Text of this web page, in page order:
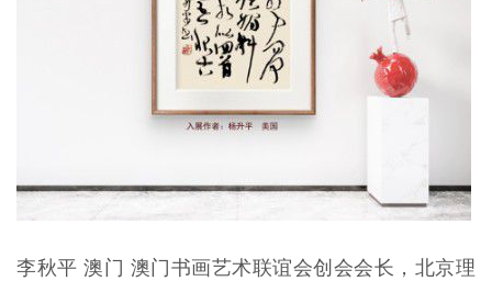
李秋平 澳门 澳门书画艺术联谊会创会会长，北京理